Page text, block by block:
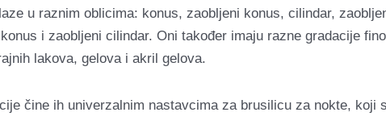
u raznim oblicima: konus, zaobljeni konus, cilindar,
i zaobljeni cilindar. Oni također imaju razne gradacije
lakova, gelova i akril gelova.
čine ih univerzalnim nastavcima za brusilicu za nokte,